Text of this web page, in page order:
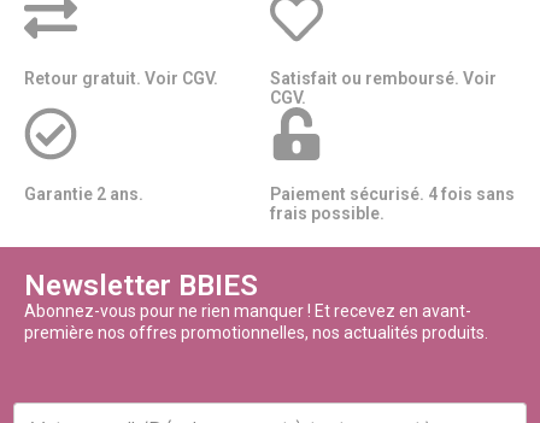
Retour gratuit. Voir CGV.
Satisfait ou remboursé. Voir
CGV.
Garantie 2 ans.
Paiement sécurisé. 4 fois sans
frais possible.
Newsletter BBIES
Abonnez-vous pour ne rien manquer ! Et recevez en avant-
première nos offres promotionnelles, nos actualités produits.